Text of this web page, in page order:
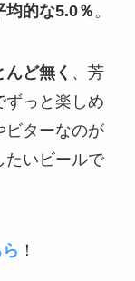
均的な5.0％。
ど無く 、芳
ずっと楽しめ
ビターなのが
たいビールで
！